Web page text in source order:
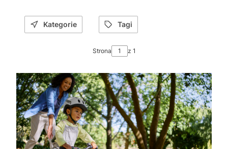
Kategorie Tagi
Strona z 1